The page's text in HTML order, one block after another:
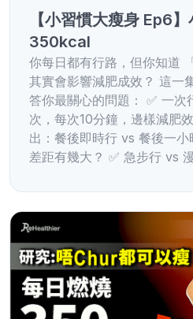
【小習慣大瘦身 Ep6
350kcal
你每日都有行路，但你知道
其實會影響減肥成效？ 這一
答你最關心的問題： ✅ 一
次，每次10分鐘，邊樣減肥
出：餐後即時行 vs 餐後一
差距有幾大？ ✅ 急步行 vs